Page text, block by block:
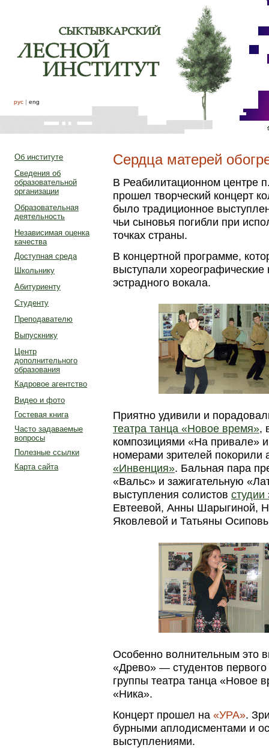
рус | eng
Об институте
Сведения об
образовательной
организации
Образовательная
деятельность
Независимая оценка
качества
Доступная среда
Школьнику
Абитуриенту
Студенту
Преподавателю
Выпускнику
Центр
дополнительного
образования
Кадровое агентство
Видео и фото
Гостевая книга
Часто задаваемые
вопросы
Полезные ссылки
Карта сайта
Сердца матерей
В Реабилитационном центре
прошел творческий концерт
было традиционное
чьи сыновья погибли при
точках страны.
В концертной программе,
выступали
эстрадного вокала.
Приятно удивили и
театра танца «Новое время»,
композициями «На привале»
номерами зрителей покорили
«Инвенция». Бальная пара
«Вальс» и зажигательную
выступления солистов студии
Евтеевой, Анны Шарыгиной,
Яковлевой и Татьяны
Особенно волнительным это
«Древо» — студентов первого
группы театра танца «Новое
«Ника».
Концерт прошел на «УРА».
бурными аплодисментами и
выступлениями.